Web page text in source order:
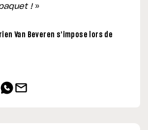
!»
Van Beveren s’impose lors de